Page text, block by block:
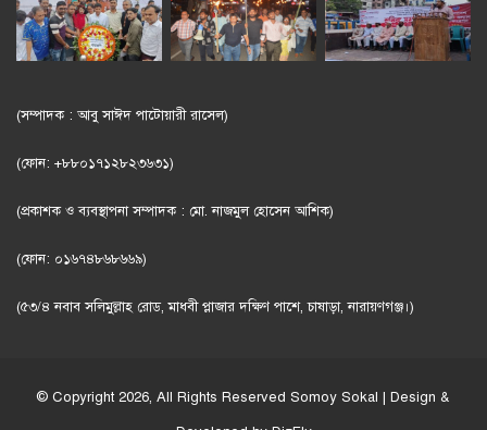
(সম্পাদক : আবু সাঈদ পাটোয়ারী রাসেল)
(ফোন: +৮৮০১৭১২৮২৩৬৩১)
(প্রকাশক ও ব্যবস্থাপনা সম্পাদক : মো. নাজমুল হোসেন আশিক)
(ফোন: ০১৬৭৪৮৬৮৬৬৯)
(৫৩/৪ নবাব সলিমুল্লাহ রোড, মাধবী প্লাজার দক্ষিণ পাশে, চাষাড়া, নারায়ণগঞ্জ।)
© Copyright 2026, All Rights Reserved Somoy Sokal | Design &